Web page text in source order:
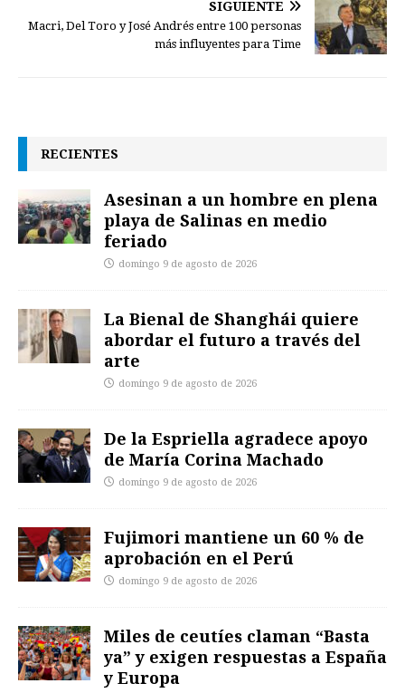
SIGUIENTE
Macri, Del Toro y José Andrés entre 100 personas
más influyentes para Time
RECIENTES
Asesinan a un hombre en plena
playa de Salinas en medio
feriado
domingo 9 de agosto de 2026
La Bienal de Shanghái quiere
abordar el futuro a través del
arte
domingo 9 de agosto de 2026
De la Espriella agradece apoyo
de María Corina Machado
domingo 9 de agosto de 2026
Fujimori mantiene un 60 % de
aprobación en el Perú
domingo 9 de agosto de 2026
Miles de ceutíes claman “Basta
ya” y exigen respuestas a España
y Europa